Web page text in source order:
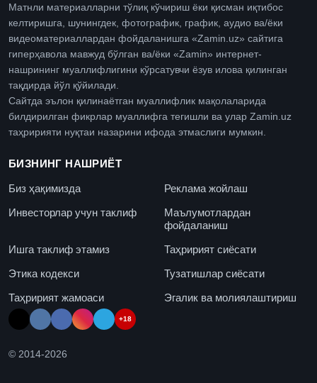
Матнли материалларни тўлиқ кўчириш ёки қисман иқтибос
келтиришга, шунингдек, фотографик, график, аудио ва/ёки
видеоматериаллардан фойдаланишга «Zamin.uz» сайтига
гиперҳавола мавжуд бўлган ва/ёки «Zamin» интернет-
нашрининг муаллифлигини кўрсатувчи ёзув илова қилинган
тақдирда йўл қўйилади.
Сайтда эълон қилинаётган муаллифлик мақолаларида
билдирилган фикрлар муаллифга тегишли ва улар Zamin.uz
таҳририяти нуқтаи назарини ифода этмаслиги мумкин.
БИЗНИНГ НАШРИЁТ
Биз ҳақимизда
Реклама жойлаш
Инвесторлар учун таклиф
Маълумотлардан
фойдаланиш
Ишга таклиф этамиз
Таҳририят сиёсати
Этика кодекси
Тузатишлар сиёсати
Таҳририят жамоаси
Эгалик ва молиялаштириш
+18
© 2014-2026